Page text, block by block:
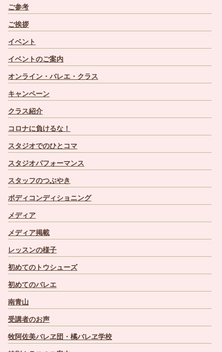
ご参考
ご挨拶
イベント
イベントのご案内
オンライン・バレエ・クラス
キャンペーン
クラス紹介
コロナに負けるな！
スタジオでのひとコマ
スタジオパフォーマンス
スタッフのつぶやき
ボディコンディショニング
メディア
メディア掲載
レッスンの様子
初めてのトウシューズ
初めてのバレエ
南青山
受講者のお声
牧阿佐美バレヱ団・橘バレヱ学校